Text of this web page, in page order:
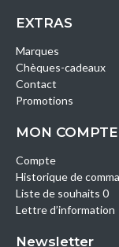
EXTRAS
Marques
Chèques-cadeaux
Contact
Promotions
MON COMPTE
Compte
Historique de
Liste de souhaits 0
Lettre d’information
Newsletter